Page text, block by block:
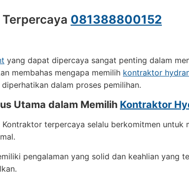
081388800152
yang dapat dipercaya sangat penting dalam
membahas mengapa memilih kontraktor
dalam proses pemilihan.
Utama dalam Memilih Kontraktor
Kontraktor terpercaya selalu berkomitmen untuk
pengalaman yang solid dan keahlian yang